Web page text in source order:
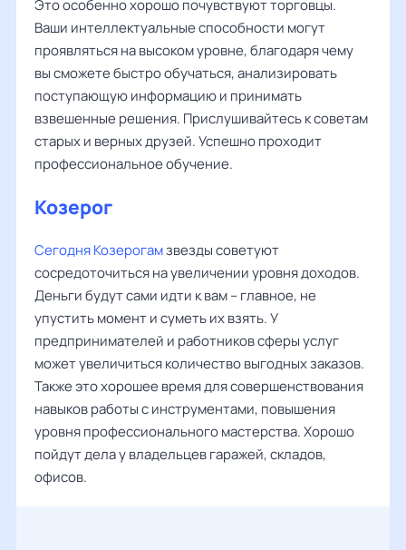
Это особенно хорошо почувствуют торговцы.
Ваши интеллектуальные способности могут
проявляться на высоком уровне, благодаря чему
вы сможете быстро обучаться, анализировать
поступающую информацию и принимать
взвешенные решения. Прислушивайтесь к советам
старых и верных друзей. Успешно проходит
профессиональное обучение.
Козерог
Сегодня Козерогамзвезды советуют
сосредоточиться на увеличении уровня доходов.
Деньги будут сами идти к вам – главное, не
упустить момент и суметь их взять. У
предпринимателей и работников сферы услуг
может увеличиться количество выгодных заказов.
Также это хорошее время для совершенствования
навыков работы с инструментами, повышения
уровня профессионального мастерства. Хорошо
пойдут дела у владельцев гаражей, складов,
офисов.